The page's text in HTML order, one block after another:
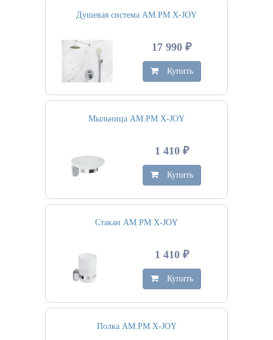
Душевая система AM.PM X-JOY
17 990 ₽
Купить
Мыльница AM.PM X-JOY
1 410 ₽
Купить
Стакан AM.PM X-JOY
1 410 ₽
Купить
Полка AM.PM X-JOY